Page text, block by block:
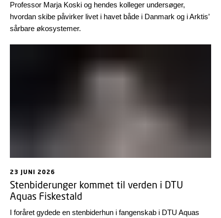
Professor Marja Koski og hendes kolleger undersøger,
hvordan skibe påvirker livet i havet både i Danmark og i Arktis’
sårbare økosystemer.
23 JUNI 2026
Stenbiderunger kommet til verden i DTU
Aquas Fiskestald
I foråret gydede en stenbiderhun i fangenskab i DTU Aquas